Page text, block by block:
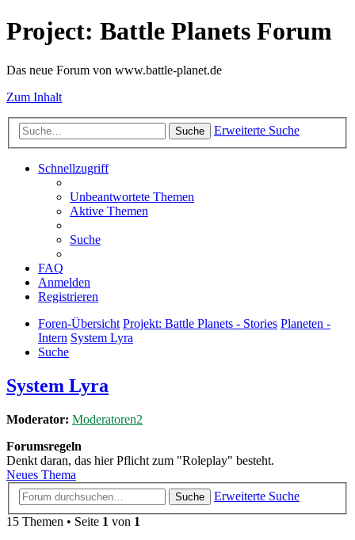
Project: Battle Planets Forum
Das neue Forum von www.battle-planet.de
Zum Inhalt
Suche Erweiterte Suche
Schnellzugriff
Unbeantwortete Themen
Aktive Themen
Suche
FAQ
Anmelden
Registrieren
Foren-Übersicht Projekt: Battle Planets - Stories Planeten -
Intern System Lyra
Suche
System Lyra
Moderator: Moderatoren2
Forumsregeln
Denkt daran, das hier Pflicht zum "Roleplay" besteht.
Neues Thema
Suche
Erweiterte Suche
15 Themen • Seite 1 von 1